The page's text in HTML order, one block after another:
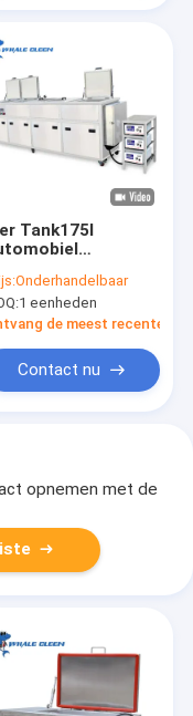
Tank175l
Motor van een
Onderhandelbaar
1 eenheden
de meest recente
Contact nu
opnemen met de